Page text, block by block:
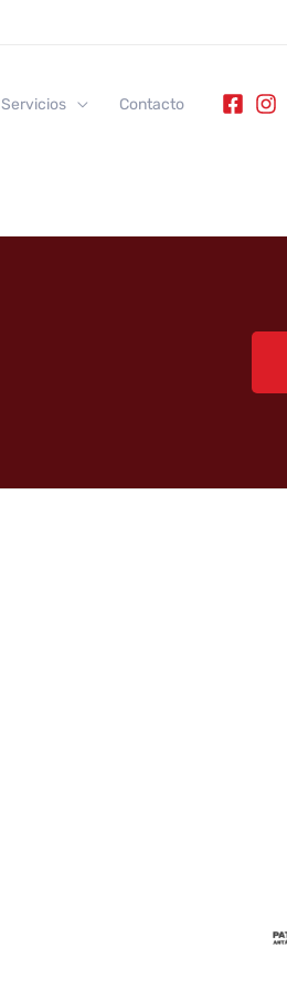
Servicios Contacto